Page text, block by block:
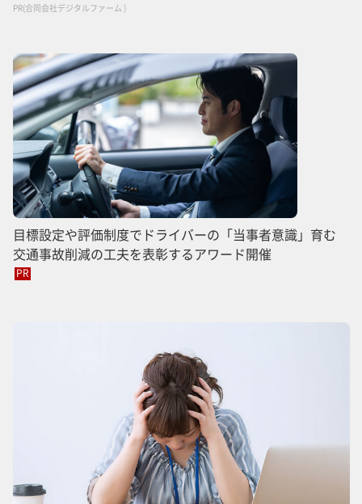
PR(合同会社デジタルファーム )
目標設定や評価制度でドライバーの「当事者意識」育む
交通事故削減の工夫を表彰するアワード開催
PR